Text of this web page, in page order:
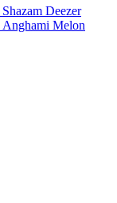
Shazam Deezer
Anghami Melon